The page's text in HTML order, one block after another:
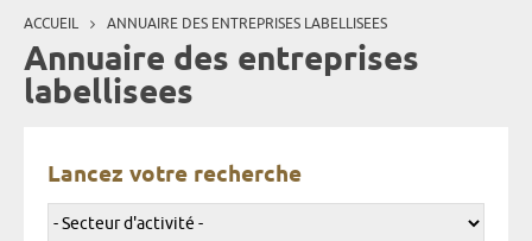
Vous êtes ici
ACCUEIL ANNUAIRE DES ENTREPRISES LABELLISEES
Annuaire des entreprises
labellisees
Lancez votre recherche